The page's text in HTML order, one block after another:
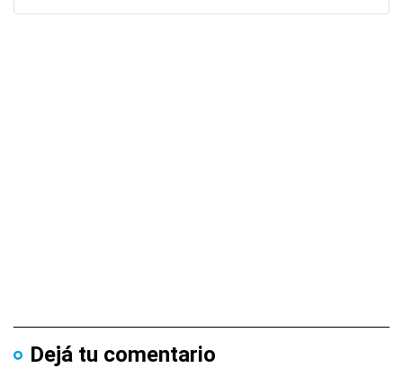
Dejá tu comentario